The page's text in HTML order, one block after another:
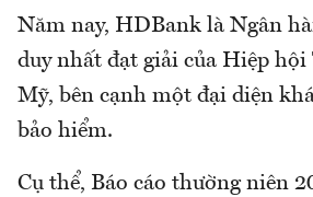
Năm nay, HDBank là Ngân
duy nhất đạt giải của Hiệp hội
Mỹ, bên cạnh một đại diện
bảo hiểm.
Cụ thể, Báo cáo thường niên